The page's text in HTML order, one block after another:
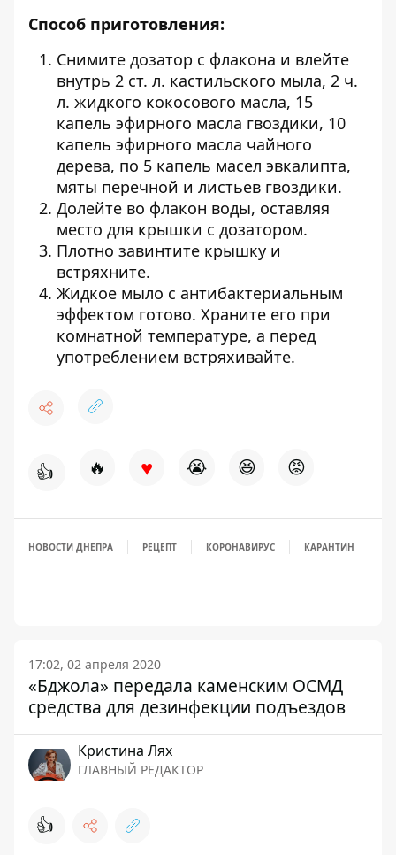
Способ приготовления:
Снимите дозатор с флакона и влейте
внутрь 2 ст. л. кастильского мыла, 2 ч.
л. жидкого кокосового масла, 15
капель эфирного масла гвоздики, 10
капель эфирного масла чайного
дерева, по 5 капель масел эвкалипта,
мяты перечной и листьев гвоздики.
Долейте во флакон воды, оставляя
место для крышки с дозатором.
Плотно завинтите крышку и
встряхните.
Жидкое мыло с антибактериальным
эффектом готово. Храните его при
комнатной температуре, а перед
употреблением встряхивайте.
👍 🔥 ♥ 😭 😆 😡
НОВОСТИ ДНЕПРА РЕЦЕПТ КОРОНАВИРУС КАРАНТИН
17:02, 02 апреля 2020
«Бджола» передала каменским ОСМД
средства для дезинфекции подъездов
Кристина Лях
ГЛАВНЫЙ РЕДАКТОР
👍